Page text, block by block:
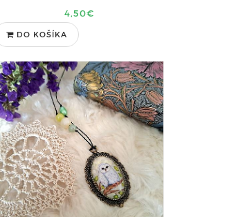
4,50€
DO KOŠÍKA